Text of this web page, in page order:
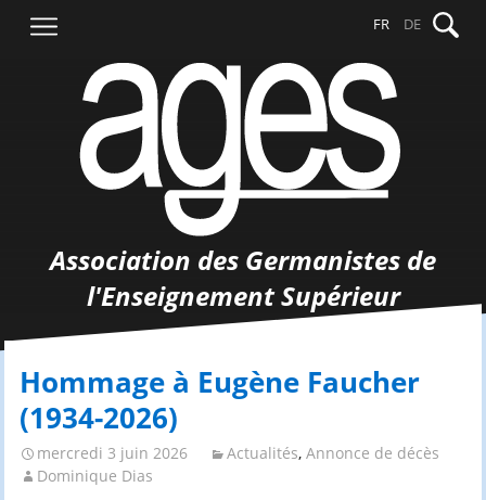
contenu
FR DE
Association des Germanistes de
l'Enseignement Supérieur
Hommage à Eugène Faucher
(1934-2026)
mercredi 3 juin 2026 Actualités, Annonce de décès
Dominique Dias